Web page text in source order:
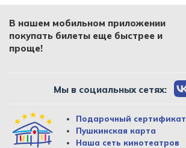
В нашем мобильном приложении
покупать билеты еще быстрее и
проще!
Мы в социальных сетях:
Подарочный сертификат
Пушкинская карта
Наша сеть кинотеатров